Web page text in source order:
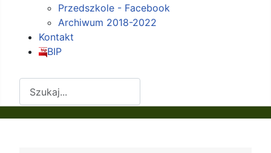
Przedszkole - Facebook
Archiwum 2018-2022
Kontakt
BIP